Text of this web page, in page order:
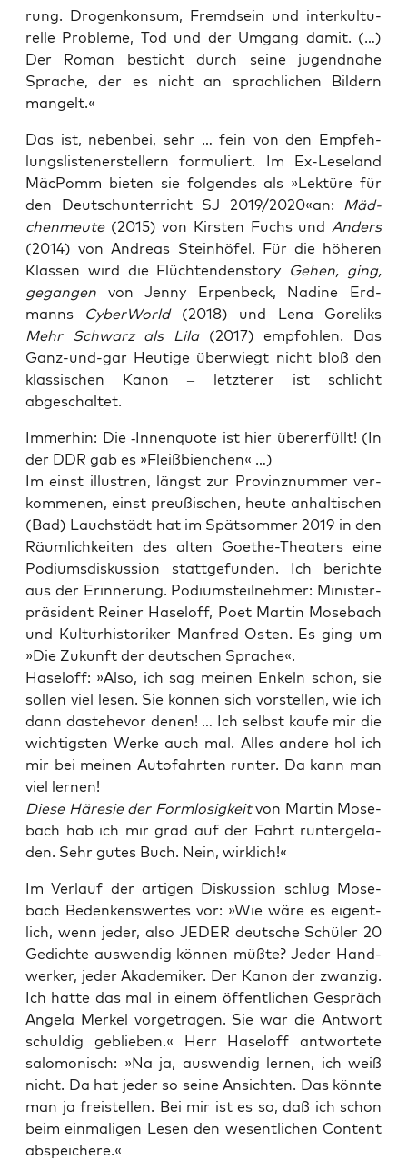
rung. Dro­gen­kon­sum, Fremd­sein und inter­kul­tu­
rel­le Pro­ble­me, Tod und der Umgang damit. (…)
Der Roman besticht durch sei­ne jugend­na­he
Spra­che, der es nicht an sprach­li­chen Bil­dern
mangelt.«
Das ist, neben­bei, sehr … fein von den Emp­feh­
lungs­lis­ten­er­stel­lern for­mu­liert. Im Ex-Lese­land
Mäc­Pomm bie­ten sie fol­gen­des als »Lek­tü­re für
den Deutsch­un­ter­richt SJ 2019/2020«an: Mäd­
chen­meu­te(2015) von Kirs­ten Fuchs und Anders
(2014) von Andre­as Stein­hö­fel. Für die höhe­ren
Klas­sen wird die Flüch­ten­den­sto­ry Gehen, ging,
gegan­gen von Jen­ny Erpen­beck, Nadi­ne Erd­
manns Cyber­World(2018) und Lena Gore­liks
Mehr Schwarz als Lila(2017) emp­foh­len. Das
Ganz-und-gar Heu­ti­ge über­wiegt nicht bloß den
klas­si­schen Kanon – letz­te­rer ist schlicht
abgeschaltet.
Immer­hin: Die ‑Innen­quo­te ist hier über­erfüllt! (In
der DDR gab es »Fleiß­bi­en­chen« …)
Im einst illus­tren, längst zur Pro­vinz­num­mer ver­
kom­me­nen, einst preu­ßi­schen, heu­te anhal­ti­schen
(Bad) Lauch­städt hat im Spät­som­mer 2019 in den
Räum­lich­kei­ten des alten Goe­the-Thea­ters eine
Podi­ums­dis­kus­si­on statt­ge­fun­den. Ich berich­te
aus der Erin­ne­rung. Podi­ums­teil­neh­mer: Minis­ter­
prä­si­dent Rei­ner Hasel­off, Poet Mar­tin Mose­bach
und Kul­tur­his­to­ri­ker Man­fred Osten. Es ging um
»Die Zukunft der deut­schen Sprache«.
Hasel­off: »Also, ich sag mei­nen Enkeln schon, sie
sol­len viel lesen. Sie kön­nen sich vor­stel­len, wie ich
dann daste­he­vor denen! … Ich selbst kau­fe mir die
wich­tigs­ten Wer­ke auch mal. Alles ande­re hol ich
mir bei mei­nen Auto­fahr­ten run­ter. Da kann man
viel lernen!
Die­se Häre­sie der Form­lo­sig­keitvon Mar­tin Mose­
bach hab ich mir grad auf der Fahrt run­ter­ge­la­
den. Sehr gutes Buch. Nein, wirklich!«
Im Ver­lauf der arti­gen Dis­kus­si­on schlug Mose­
bach Beden­kens­wer­tes vor: »Wie wäre es eigent­
lich, wenn jeder, also JEDER deut­sche Schü­ler 20
Gedich­te aus­wen­dig kön­nen müß­te? Jeder Hand­
wer­ker, jeder Aka­de­mi­ker. Der Kanon der zwan­zig.
Ich hat­te das mal in einem öffent­li­chen Gespräch
Ange­la Mer­kel vor­ge­tra­gen. Sie war die Ant­wort
schul­dig geblie­ben.« Herr Hasel­off ant­wor­te­te
salo­mo­nisch: »Na ja, aus­wen­dig ler­nen, ich weiß
nicht. Da hat jeder so sei­ne Ansich­ten. Das könn­te
man ja frei­stel­len. Bei mir ist es so, daß ich schon
beim ein­ma­li­gen Lesen den wesent­li­chen Con­tent
abspeichere.«